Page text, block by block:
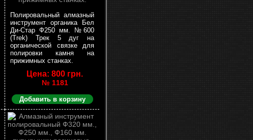
Полировальный алмазный
инструмент органика Бел
Ди-Стар Ф250 мм. №600
(Trek) Трек 5 дуг на
органической связке для
полировки камня на
прижимных станках.
Цена: 800 грн.
№ 1181
Добавить в корзину